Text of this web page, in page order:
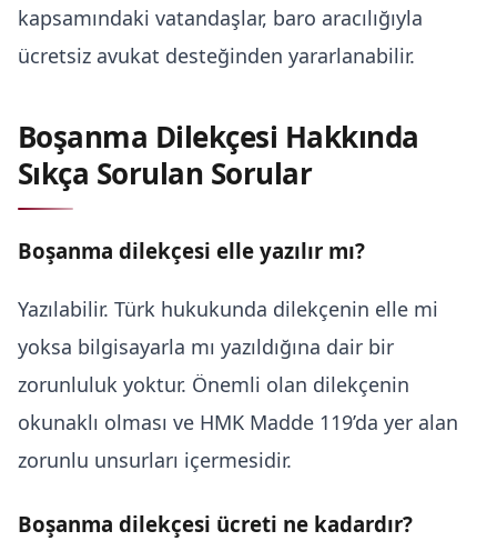
kapsamındaki vatandaşlar, baro aracılığıyla
ücretsiz avukat desteğinden yararlanabilir.
Boşanma Dilekçesi Hakkında
Sıkça Sorulan Sorular
Boşanma dilekçesi elle yazılır mı?
Yazılabilir. Türk hukukunda dilekçenin elle mi
yoksa bilgisayarla mı yazıldığına dair bir
zorunluluk yoktur. Önemli olan dilekçenin
okunaklı olması ve HMK Madde 119’da yer alan
zorunlu unsurları içermesidir.
Boşanma dilekçesi ücreti ne kadardır?